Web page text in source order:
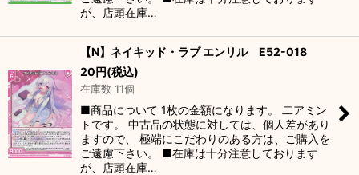
が、店頭在庫…
【N】ネイキッド・ラブ エンリル E52-018
20円(税込)
在庫数 11個
■商品について 1枚の金額になります。 二アミン
トです。 中古品の状態に対しては、個人差があり
ますので、 極端にこだわりのある方は、ご購入を
ご遠慮下さい。 ■在庫は十分注意しております
が、店頭在庫…